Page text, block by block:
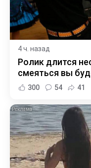
4 ч. назад
Ролик длится
смеяться вы
300 54 41